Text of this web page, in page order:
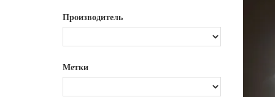
Производитель
Метки